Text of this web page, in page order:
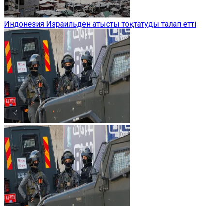
Индонезия Израильден атысты тоқтатуды талап етті